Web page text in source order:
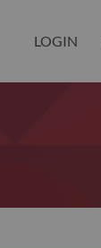
LOGIN